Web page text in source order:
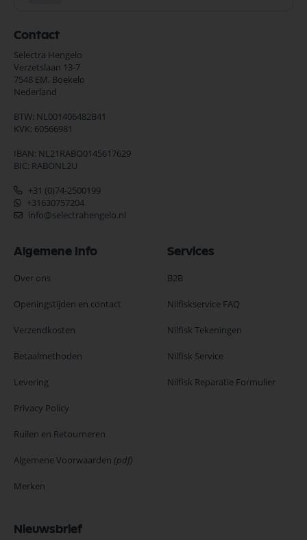
Contact
Selectra Hengelo
Verzetslaan 13-7
7548 EM, Boekelo
Nederland
BTW: NL001406482B41
KVK: 60566981
IBAN: NL21RABO0145617629
BIC: RABONL2U
+31 (0)74-2500199
+31630757204
info@selectrahengelo.nl
Algemene Info
Over ons
Openingstijden en contact
Verzendkosten
Betaalmethoden
Levering
Privacy Policy
Ruilen en Retourneren
Algemene Voorwaarden (pdf)
Merken
Services
B2B
Nilfiskservice FAQ
Nilfisk Tekeningen
Nilfisk Service
Nilfisk Reparatie Formulier
Nieuwsbrief